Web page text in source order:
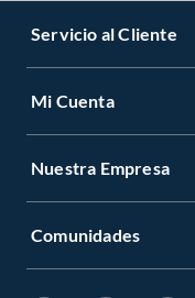
Servicio al Cliente
Mi Cuenta
Nuestra Empresa
Comunidades